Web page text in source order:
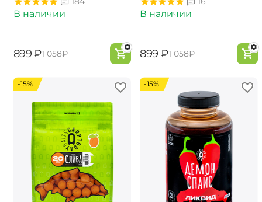
В наличии
‍899‍ ₽‍1 058‍₽
В наличии
‍899‍ ₽‍1 058‍₽
-15% -15%